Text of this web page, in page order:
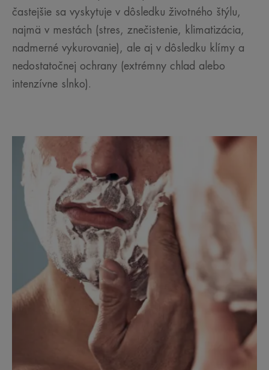
častejšie sa vyskytuje v dôsledku životného štýlu,
najmä v mestách (stres, znečistenie, klimatizácia,
nadmerné vykurovanie), ale aj v dôsledku klímy a
nedostatočnej ochrany (extrémny chlad alebo
intenzívne slnko).